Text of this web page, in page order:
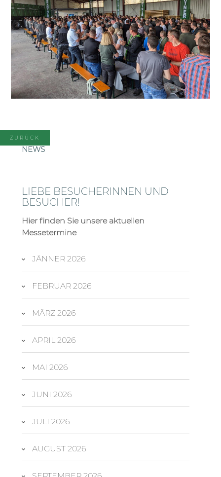
ZURÜCK
NEWS
LIEBE BESUCHERINNEN UND
BESUCHER!
Hier finden Sie unsere aktuellen
Messetermine
JÄNNER 2026
FEBRUAR 2026
MÄRZ 2026
APRIL 2026
MAI 2026
JUNI 2026
JULI 2026
AUGUST 2026